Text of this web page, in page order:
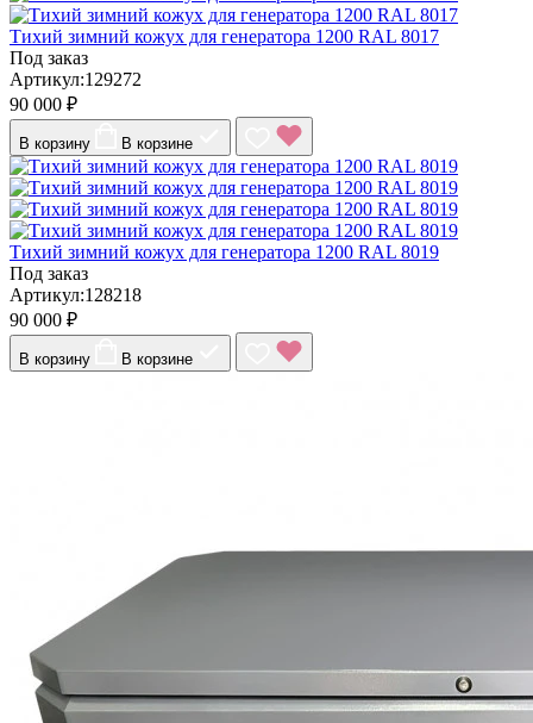
Тихий зимний кожух для генератора 1200 RAL 8017
Под заказ
Артикул:129272
90 000 ₽
В корзину В корзине
Тихий зимний кожух для генератора 1200 RAL 8019
Под заказ
Артикул:128218
90 000 ₽
В корзину В корзине